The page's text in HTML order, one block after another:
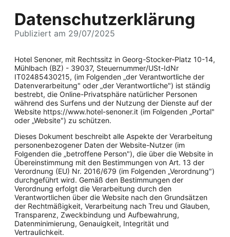
Datenschutzerklärung
Publiziert am 29/07/2025
Hotel Senoner, mit Rechtssitz in Georg-Stocker-Platz 10-14,
Mühlbach (BZ) - 39037, Steuernummer/USt-IdNr
IT02485430215, (im Folgenden „der Verantwortliche der
Datenverarbeitung" oder „der Verantwortliche") ist ständig
bestrebt, die Online-Privatsphäre natürlicher Personen
während des Surfens und der Nutzung der Dienste auf der
Website https://www.hotel-senoner.it (im Folgenden „Portal"
oder „Website") zu schützen.
Dieses Dokument beschreibt alle Aspekte der Verarbeitung
personenbezogener Daten der Website-Nutzer (im
Folgenden die „betroffene Person"), die über die Website in
Übereinstimmung mit den Bestimmungen von Art. 13 der
Verordnung (EU) Nr. 2016/679 (im Folgenden „Verordnung")
durchgeführt wird. Gemäß den Bestimmungen der
Verordnung erfolgt die Verarbeitung durch den
Verantwortlichen über die Website nach den Grundsätzen
der Rechtmäßigkeit, Verarbeitung nach Treu und Glauben,
Transparenz, Zweckbindung und Aufbewahrung,
Datenminimierung, Genauigkeit, Integrität und
Vertraulichkeit.